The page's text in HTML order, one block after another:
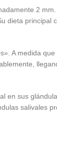
2
dieta
A medida
en sus